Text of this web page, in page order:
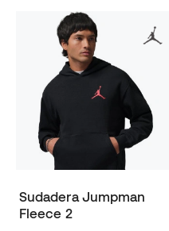
Sudadera Jumpman
Fleece 2